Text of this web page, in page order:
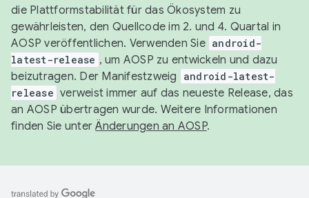
die Plattformstabilität für das Ökosystem zu
gewährleisten, den Quellcode im 2. und 4. Quartal in
AOSP veröffentlichen. Verwenden Sie android-
latest-release , um AOSP zu entwickeln und dazu
beizutragen. Der Manifestzweig
android-latest-
release verweist immer auf das neueste Release, das
an AOSP übertragen wurde. Weitere Informationen
finden Sie unterÄnderungen an AOSP.